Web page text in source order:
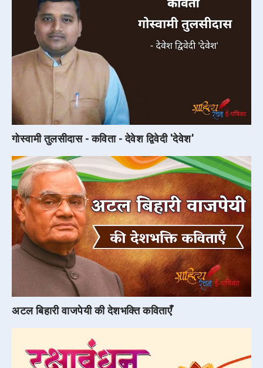
गोस्वामी तुलसीदास - कविता - देवेश द्विवेदी 'देवेश'
अटल बिहारी वाजपेयी की देशभक्ति कविताएँ